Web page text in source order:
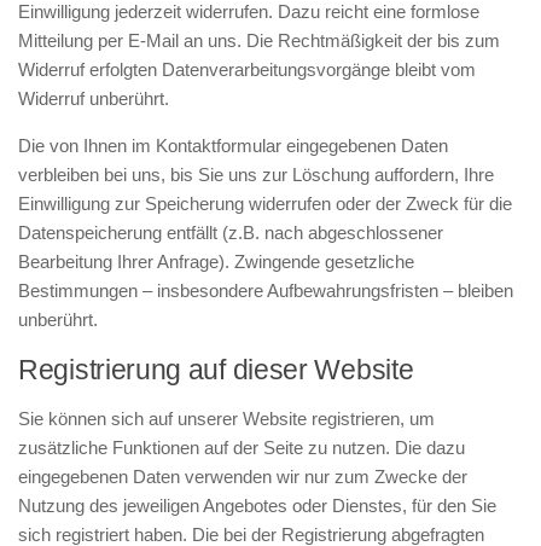
Einwilligung jederzeit widerrufen. Dazu reicht eine formlose
Mitteilung per E-Mail an uns. Die Rechtmäßigkeit der bis zum
Widerruf erfolgten Datenverarbeitungsvorgänge bleibt vom
Widerruf unberührt.
Die von Ihnen im Kontaktformular eingegebenen Daten
verbleiben bei uns, bis Sie uns zur Löschung auffordern, Ihre
Einwilligung zur Speicherung widerrufen oder der Zweck für die
Datenspeicherung entfällt (z.B. nach abgeschlossener
Bearbeitung Ihrer Anfrage). Zwingende gesetzliche
Bestimmungen – insbesondere Aufbewahrungsfristen – bleiben
unberührt.
Registrierung auf dieser Website
Sie können sich auf unserer Website registrieren, um
zusätzliche Funktionen auf der Seite zu nutzen. Die dazu
eingegebenen Daten verwenden wir nur zum Zwecke der
Nutzung des jeweiligen Angebotes oder Dienstes, für den Sie
sich registriert haben. Die bei der Registrierung abgefragten